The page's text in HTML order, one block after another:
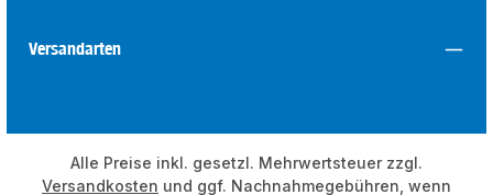
Versandarten
Alle Preise inkl. gesetzl. Mehrwertsteuer zzgl.
Versandkosten und ggf. Nachnahmegebühren, wenn